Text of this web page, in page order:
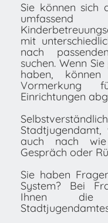
Sie können sich
mit
nach
suchen. Wenn
haben,
Vormerkung
Einrichtungen
Stadtjugendamt,
auch nach
Gespräch oder
Sie haben
System? Bei
Ihnen die